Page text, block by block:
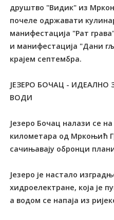
друштво "Видик" из
почеле одржавати
манифестација "Рат
и манифестација "Дани
крајем септембра.
ЈЕЗЕРО БОЧАЦ - ИДЕАЛНО
ВОДИ
Језеро Бочац налази се
километара од Мркоњић
сачињавају обронци
Језеро је настало
хидроелектране, која је
а водом се напаја из